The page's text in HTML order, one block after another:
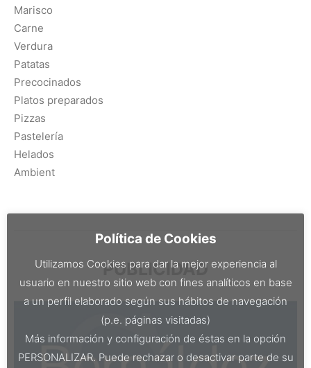
Marisco
Carne
Verdura
Patatas
Precocinados
Platos preparados
Pizzas
Pastelería
Helados
Ambient
PUBLICIDAD
Política de Cookies
Utilizamos Cookies para dar la mejor experiencia al
usuario en nuestro sitio web con fines analíticos en base
a un perfil elaborado según sus hábitos de navegación
(p.e. páginas visitadas)
Más información y configuración de éstas en la opción
PERSONALIZAR. Puede rechazar o desactivar parte de su